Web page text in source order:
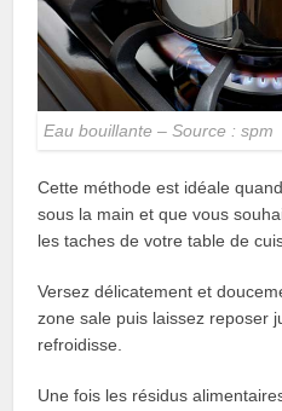
Eau bouillante – Source : spm
Cette méthode est idéale
sous la main et que vous
les taches de votre table de
Versez délicatement et
zone sale puis laissez reposer
refroidisse.
Une fois les résidus